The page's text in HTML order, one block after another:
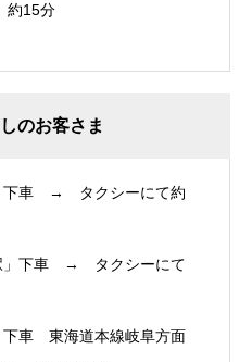
約15分
のお客さま
下車 → タクシーにて約
」下車 → タクシーにて
下車 東海道本線岐阜方面